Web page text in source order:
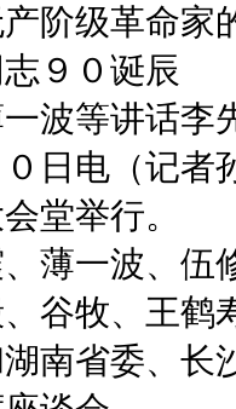
级革命家
９０诞辰
波等讲话李
日电（记者
堂举行。
薄一波、伍
谷牧、王鹤
南省委、